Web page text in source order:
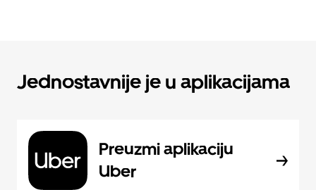
Jednostavnije je u aplikacijama
Preuzmi aplikaciju
Uber